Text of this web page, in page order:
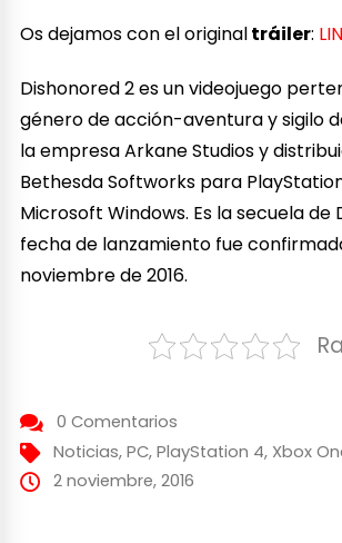
Os dejamos con el originaltráiler:
Dishonored 2 es un videojuego
género de acción-aventura y sigilo
la empresa Arkane Studios y
Bethesda Softworks para
Microsoft Windows. Es la secuela de
fecha de lanzamiento fue
noviembre de 2016.​
0 Comentarios
Noticias, PC, PlayStation 4, Xbox
2 noviembre, 2016